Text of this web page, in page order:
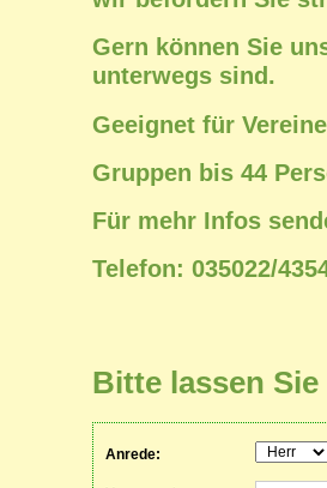
Gern können Sie
unterwegs sind.
Geeignet für
Gruppen bis 44
Für mehr Infos
Telefon: 035022/
Bitte lassen